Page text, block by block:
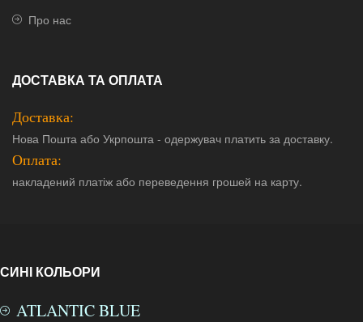
Про нас
ДОСТАВКА ТА ОПЛАТА
Доставка:
Нова Пошта або Укрпошта - одержувач платить за доставку.
Оплата:
накладений платіж або переведення грошей на карту.
СИНІ КОЛЬОРИ
ATLANTIC BLUE